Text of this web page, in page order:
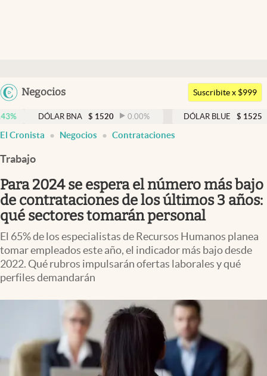
Argentina
Uruguay
Negocios
Members
Economía y Política
Finanzas y Mercados
Mercados Online
Negocios
Columnistas
Apertura
Infotechnology
Mundial 2026
Eventos Corporativos
Suscribite x $999
BNA $ 1520 0.00% DÓLAR BLUE $ 1525 -0.33%
El Cronista Negocios Contrataciones
Trabajo
Para 2024 se espera el número más bajo
de contrataciones de los últimos 3 años:
qué sectores tomarán personal
El 65% de los especialistas de Recursos Humanos planea
tomar empleados este año, el indicador más bajo desde
2022. Qué rubros impulsarán ofertas laborales y qué
perfiles demandarán